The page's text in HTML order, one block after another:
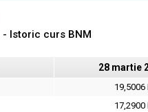
Istoric curs BNM
28 martie
19,5006
17,2900